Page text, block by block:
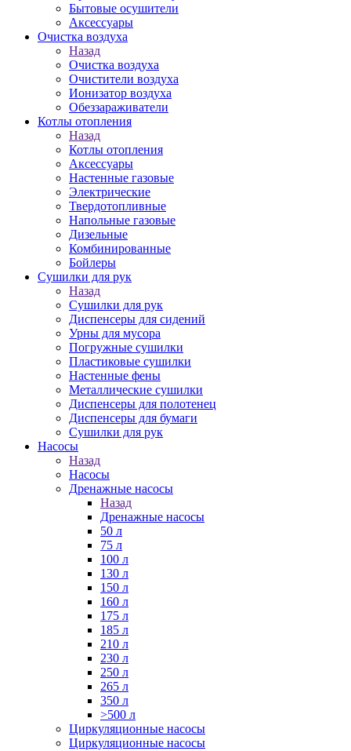
Бытовые осушители
Аксессуары
Очистка воздуха
Назад
Очистка воздуха
Очистители воздуха
Ионизатор воздуха
Обеззараживатели
Котлы отопления
Назад
Котлы отопления
Аксессуары
Настенные газовые
Электрические
Твердотопливные
Напольные газовые
Дизельные
Комбинированные
Бойлеры
Сушилки для рук
Назад
Сушилки для рук
Диспенсеры для сидений
Урны для мусора
Погружные сушилки
Пластиковые сушилки
Настенные фены
Металлические сушилки
Диспенсеры для полотенец
Диспенсеры для бумаги
Сушилки для рук
Насосы
Назад
Насосы
Дренажные насосы
Назад
Дренажные насосы
50 л
75 л
100 л
130 л
150 л
160 л
175 л
185 л
210 л
230 л
250 л
265 л
350 л
>500 л
Циркуляционные насосы
Циркуляционные насосы